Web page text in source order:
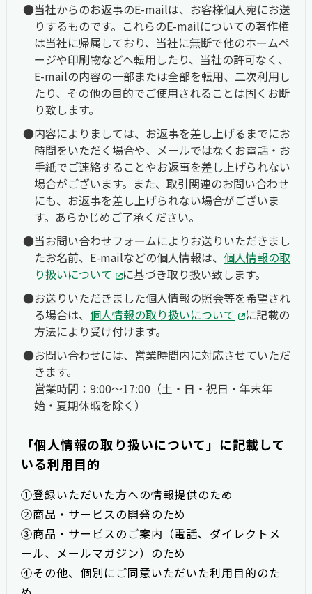
当社からのお返事のE-mailは、お客様個人宛にお送
りするものです。これらのE-mailについての著作権
は当社に帰属しており、当社に無断で他のホームペ
ージや印刷物などへ転用したり、当社の許可なく、
E-mailの内容の一部または全部を転用、二次利用し
たり、その他の目的でご使用されることは固くお断
り致します。
内容によりましては、お返事を差し上げるまでにお
時間をいただく場合や、メールではなくお電話・お
手紙でご連絡することやお返事を差し上げられない
場合がございます。また、取引関連のお問い合わせ
にも、お返事を差し上げられない場合がございま
す。あらかじめご了承ください。
当お問い合わせフォームによりお送りいただきまし
たお名前、E-mailなどの個人情報は、 個人情報の取
り扱いについて
に基づき取り扱い致します。
お送りいただきました個人情報の照会等を希望され
る場合は、 個人情報の取り扱いについて
に記載の
方法により受け付けます。
お問い合わせには、営業時間内に対応させていただ
きます。
営業時間：9:00〜17:00（土・日・祝日・年末年
始・夏期休暇を除く）
「個人情報の取り扱いについて」に記載して
いる利用目的
①登録いただいた方への情報提供のため
②商品・サービスの開発のため
③商品・サービスのご案内（電話、ダイレクトメ
ール、メールマガジン）のため
④その他、個別にご同意いただいた利用目的のた